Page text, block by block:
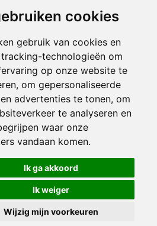
cookies
gebruik van cookies en
technologieën om
op onze website te
om gepersonaliseerde
advertenties te tonen, om
te analyseren en
waar onze
vandaan komen.
Ik ga akkoord
Ik weiger
Wijzig mijn voorkeuren
- 12.30 en 13.30 - 17.00
- 12.30 en 13.30 - 17.00
gesloten
Zondag gesloten